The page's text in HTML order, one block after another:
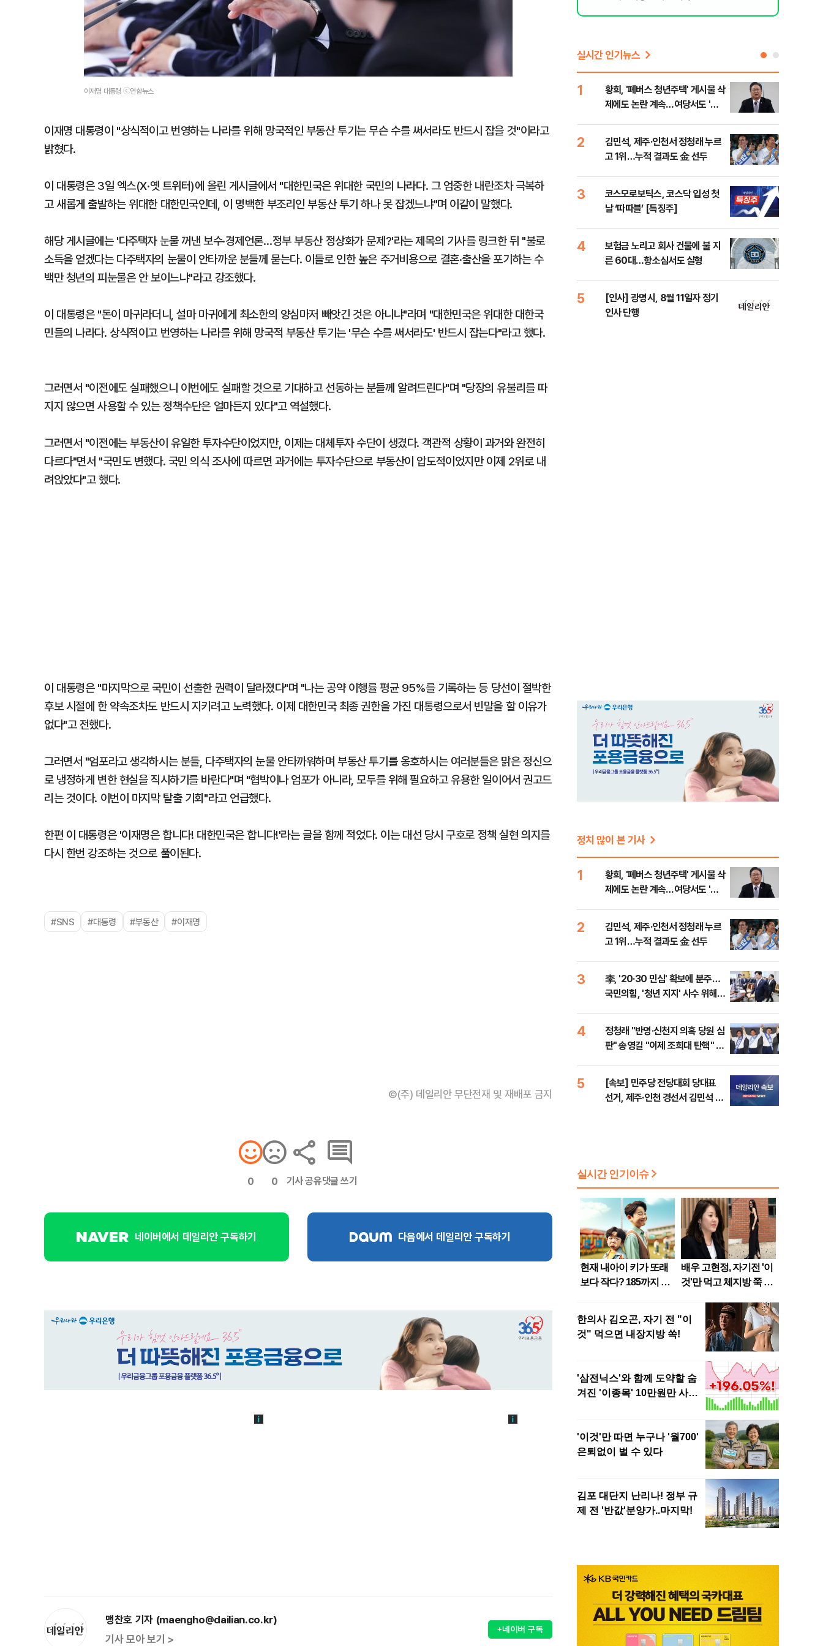
이재명 대통령 ⓒ연합뉴스
이재명 대통령이 "상식적이고 번영하는 나라를 위해 망국적인 부동산 투기는 무슨 수를 써서라도 반드시 잡을 것"이라고
밝혔다.
이 대통령은 3일 엑스(X·옛 트위터)에 올린 게시글에서 "대한민국은 위대한 국민의 나라다. 그 엄중한 내란조차 극복하
고 새롭게 출발하는 위대한 대한민국인데, 이 명백한 부조리인 부동산 투기 하나 못 잡겠느냐"며 이같이 말했다.
해당 게시글에는 '다주택자 눈물 꺼낸 보수·경제언론…정부 부동산 정상화가 문제?'라는 제목의 기사를 링크한 뒤 "불로
소득을 얻겠다는 다주택자의 눈물이 안타까운 분들께 묻는다. 이들로 인한 높은 주거비용으로 결혼·출산을 포기하는 수
백만 청년의 피눈물은 안 보이느냐"라고 강조했다.
이 대통령은 "돈이 마귀라더니, 설마 마귀에게 최소한의 양심마저 빼앗긴 것은 아니냐"라며 "대한민국은 위대한 대한국
민들의 나라다. 상식적이고 번영하는 나라를 위해 망국적 부동산 투기는 '무슨 수를 써서라도' 반드시 잡는다"라고 했다.
그러면서 "이전에도 실패했으니 이번에도 실패할 것으로 기대하고 선동하는 분들께 알려드린다"며 "당장의 유불리를 따
지지 않으면 사용할 수 있는 정책수단은 얼마든지 있다"고 역설했다.
그러면서 "이전에는 부동산이 유일한 투자수단이었지만, 이제는 대체투자 수단이 생겼다. 객관적 상황이 과거와 완전히
다르다"면서 "국민도 변했다. 국민 의식 조사에 따르면 과거에는 투자수단으로 부동산이 압도적이었지만 이제 2위로 내
려앉았다"고 했다.
이 대통령은 "마지막으로 국민이 선출한 권력이 달라졌다"며 "나는 공약 이행률 평균 95%를 기록하는 등 당선이 절박한
후보 시절에 한 약속조차도 반드시 지키려고 노력했다. 이제 대한민국 최종 권한을 가진 대통령으로서 빈말을 할 이유가
없다"고 전했다.
그러면서 "엄포라고 생각하시는 분들, 다주택자의 눈물 안타까워하며 부동산 투기를 옹호하시는 여러분들은 맑은 정신으
로 냉정하게 변한 현실을 직시하기를 바란다"며 "협박이나 엄포가 아니라, 모두를 위해 필요하고 유용한 일이어서 권고드
리는 것이다. 이번이 마지막 탈출 기회"라고 언급했다.
한편 이 대통령은 '이재명은 합니다! 대한민국은 합니다!'라는 글을 함께 적었다. 이는 대선 당시 구호로 정책 실현 의지를
다시 한번 강조하는 것으로 풀이된다.
#SNS #대통령 #부동산 #이재명
©(주) 데일리안 무단전재 및 재배포 금지
0 0 기사 공유댓글 쓰기
네이버에서 데일리안 구독하기 다음에서 데일리안 구독하기
맹찬호 기자 (maengho@dailian.co.kr)
기사 모아 보기 >
+네이버 구독
실시간 인기뉴스
1
황희, '폐버스 청년주택' 게시물 삭
제에도 논란 계속…여당서도 '내
2
김민석, 제주·인천서 정청래 누르
고 1위…누적 결과도 金 선두
3
코스모로보틱스, 코스닥 입성 첫
날 ‘따따블’ [특징주]
4
보험금 노리고 회사 건물에 불 지
른 60대…항소심서도 실형
5
[인사] 광명시, 8월 11일자 정기
인사 단행
정치 많이 본 기사
1
황희, '폐버스 청년주택' 게시물 삭
제에도 논란 계속…여당서도 '내
2
김민석, 제주·인천서 정청래 누르
고 1위…누적 결과도 金 선두
3
李, '20·30 민심' 확보에 분주…
국민의힘, '청년 지지' 사수 위해
4
정청래 "반명·신천지 의혹 당원 심
판" 송영길 "이제 조희대 탄핵" 김
5
[속보] 민주당 전당대회 당대표
선거, 제주·인천 경선서 김민석 승